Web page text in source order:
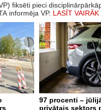
fiksēti pieci
informēja VP. LASĪT VAIRĀK
97 procenti –
privātais sektors